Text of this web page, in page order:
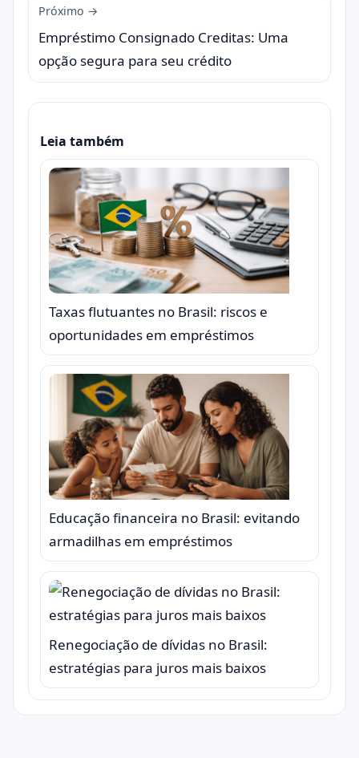
Próximo →
Empréstimo Consignado Creditas: Uma
opção segura para seu crédito
Leia também
Taxas flutuantes no Brasil: riscos e
oportunidades em empréstimos
Educação financeira no Brasil: evitando
armadilhas em empréstimos
Renegociação de dívidas no Brasil:
estratégias para juros mais baixos